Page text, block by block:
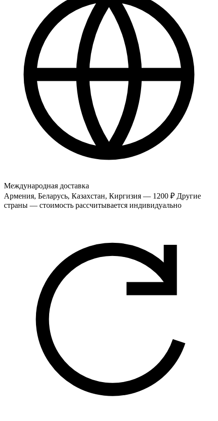
Международная доставка
Армения, Беларусь, Казахстан, Киргизия — 1200 ₽ Другие
страны — стоимость рассчитывается индивидуально